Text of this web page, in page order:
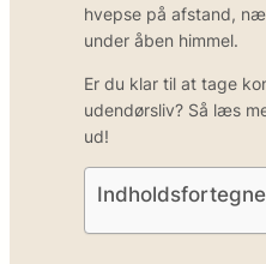
hvepse på afstand,
under åben himmel.
Er du klar til at tage
udendørsliv? Så læs
ud!